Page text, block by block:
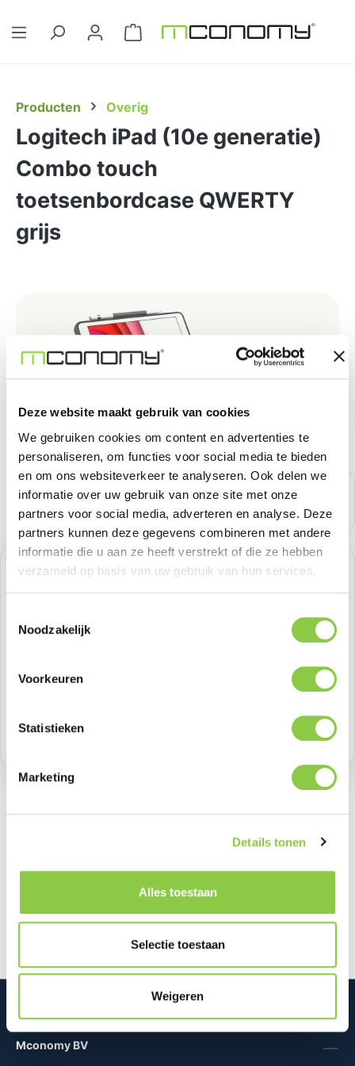
Deze website maakt gebruik van cookies
We gebruiken cookies om content en advertenties te
personaliseren, om functies voor social media te bieden
en om ons websiteverkeer te analyseren. Ook delen we
informatie over uw gebruik van onze site met onze
partners voor social media, adverteren en analyse. Deze
partners kunnen deze gegevens combineren met andere
informatie die u aan ze heeft verstrekt of die ze hebben
verzameld op basis van uw gebruik van hun services.
Noodzakelijk
Voorkeuren
Statistieken
Marketing
Details tonen
Alles toestaan
Selectie toestaan
Weigeren
Winkelwagentje bevat 0 artikelen.
Producten Overig
Logitech iPad (10e generatie)
Combo touch
toetsenbordcase QWERTY
grijs
Normale prijs:
€ 148,75
Maak kennis met de Combo Touch voor iPad (10e
generatie). Deze case verandert jouw iPad in een
veelzijdig werkstation, ideaa…Meer
Mconomy BV